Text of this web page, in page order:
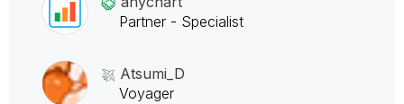
Partner - Specialist
Atsumi_D
Voyager